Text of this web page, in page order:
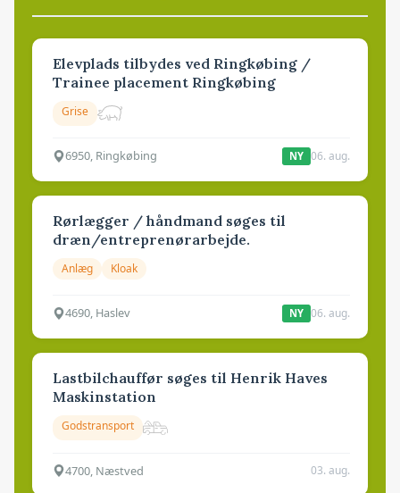
Elevplads tilbydes ved Ringkøbing /
Trainee placement Ringkøbing
Grise
6950, Ringkøbing NY 06. aug.
Rørlægger / håndmand søges til
dræn/entreprenørarbejde.
Anlæg Kloak
4690, Haslev NY 06. aug.
Lastbilchauffør søges til Henrik Haves
Maskinstation
Godstransport
4700, Næstved 03. aug.